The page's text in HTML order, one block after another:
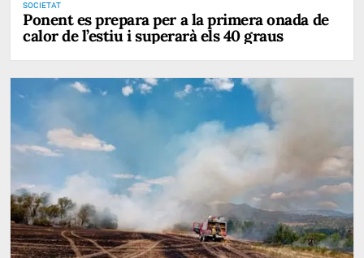
SOCIETAT
Ponent es prepara per a la primera onada de
calor de l’estiu i superarà els 40 graus